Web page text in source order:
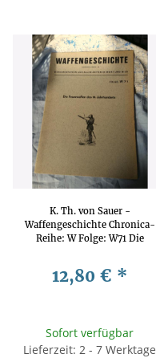
K. Th. von Sauer -
Waffengeschichte Chronica-
Reihe: W Folge: W71 Die
Waffengeschichte,
12,80 € *
Sofort verfügbar
Lieferzeit: 2 - 7 Werktage